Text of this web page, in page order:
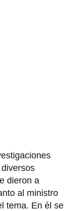
dieron a
al ministro
tema. En él se